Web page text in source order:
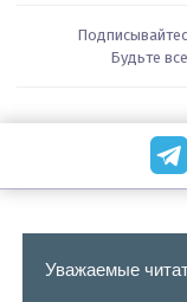
Будьте
Уважаемые